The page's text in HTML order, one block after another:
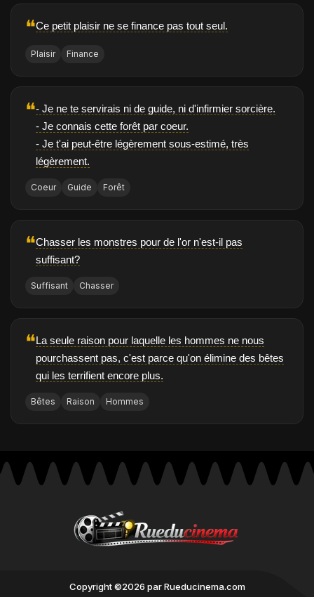
❝Ce petit plaisir ne se finance pas tout seul.
Plaisir Finance
❝- Je ne te servirais ni de guide, ni d'infirmier sorcière.
- Je connais cette forêt par coeur.
- Je t'ai peut-être légèrement sous-estimé, très
légèrement.
Coeur Guide Forêt
❝Chasser les monstres pour de l'or n'est-il pas
suffisant?
Suffisant Chasser
❝La seule raison pour laquelle les hommes ne nous
pourchassent pas, c'est parce qu'on élimine des bêtes
qui les terrifient encore plus.
Bêtes Raison Hommes
Copyright ©2026 par Rueducinema.com